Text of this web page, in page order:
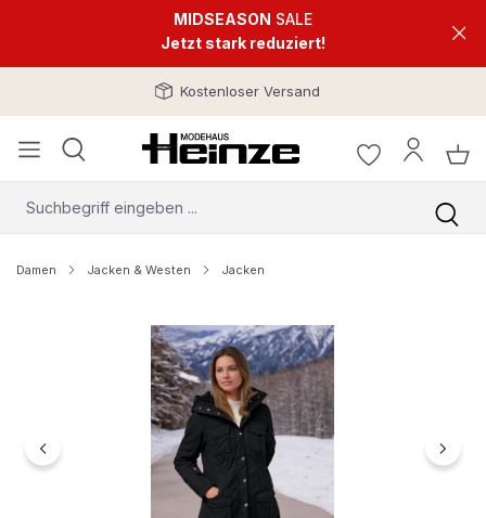
MIDSEASON SALE
Jetzt stark reduziert!
Kostenloser Versand
Damen Jacken & Westen Jacken
Bildergalerie überspringen